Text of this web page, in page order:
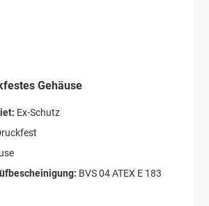
Gehäuse
Ex-Schutz
BVS 04 ATEX E 183